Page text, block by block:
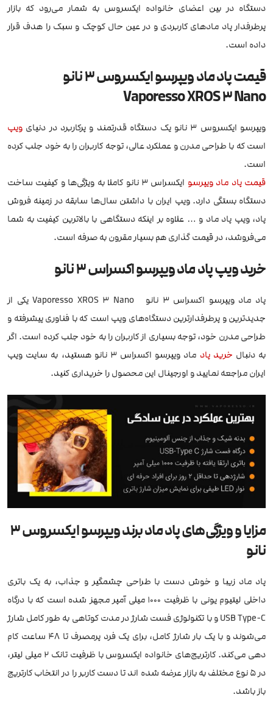
دستگاه در بین اعضای خانواده ایکسروس به شمار می‌رود که بازار
پرطرفدار پاد مادهای کاربردی و در عین حال کوچک و سبک را هدف قرار
داده است.
قیمت پاد ماد ویپرسو ایکسروس 3 نانو
Vaporesso XROS 3 Nano
ویپرسو ایکسروس 3 نانو یک دستگاه قدرتمند و پرکاربرد در دنیای
ویپ
است که با طراحی مدرن و عملکرد عالی، توجه کاربران را به خود جلب کرده
است.
قیمت پاد ماد ویپرسو
ایکسراس 3 نانو کاملا به ویژگی‌ها و کیفیت ساخت
دستگاه بستگی دارد. ویپ ایران با داشتن سال‌ها سابقه در زمینه فروش
پاد، ویپ پاد ماد و … علاوه بر اینکه دستگاهی با بالاترین کیفیت به شما
می‌فروشد، در قیمت گذاری هم بسیار مقرون به صرفه است.
خرید ویپ پاد ماد ویپرسو اکسراس 3 نانو
پاد ماد ویپرسو اکسراس 3 نانو Vaporesso XROS 3 Nano یکی از
جدیدترین و پرطرفدارترین دستگاه‌های ویپ است که با فناوری پیشرفته و
طراحی مدرن خود، توجه بسیاری از کاربران را به خود جلب کرده است. اگر
به دنبال خرید پاد
ماد ویپرسو اکسراس 3 نانو هستید، به سایت ویپ
ایران مراجعه نمایید و اورجینال این محصول را خریداری کنید.
مزایا و ویژگی‌های پاد ماد برند ویپرسو ایکسروس 3
نانو
پاد ماد زیبا و خوش دست با طراحی چشمگیر و جذاب، به یک باتری
داخلی لیتیوم یونی با ظرفیت 1000 میلی آمپر مجهز شده است که با درگاه
USB Type-C و با تکنولوژی فست شارژ در مدت کوتاهی به طور کامل شارژ
می‌شوند و با یک بار شارژ کامل، برای یک فرد پرمصرف تا 48 ساعت کام
دهی می‌کند. کارتریج‌های خانواده ایکسروس با ظرفیت تانک 2 میلی لیتر،
در 5 نوع مختلف به بازار عرضه شده اند تا دست کاربر را در انتخاب کارتریج
باز باشد.